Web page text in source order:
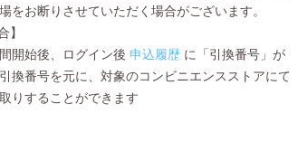
をお断りさせていただく場合がございます。
】
開始後、ログイン後 申込履歴 に「引換番号」が
換番号を元に、対象のコンビニエンスストアにて
りすることができます